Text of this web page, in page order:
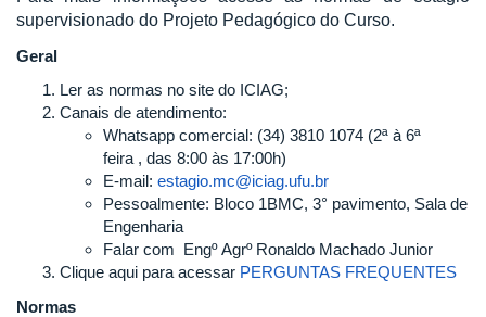
supervisionado do Projeto Pedagógico do Curso.
Geral
Ler as normas no site do ICIAG;
Canais de atendimento:
Whatsapp comercial: (34) 3810 1074 (2ª à 6ª
feira , das 8:00 às 17:00h)
E-mail: estagio.mc@iciag.ufu.br
Pessoalmente: Bloco 1BMC, 3° pavimento, Sala de
Engenharia
Falar com Engº Agrº Ronaldo Machado Junior
Clique aqui para acessar PERGUNTAS FREQUENTES
Normas